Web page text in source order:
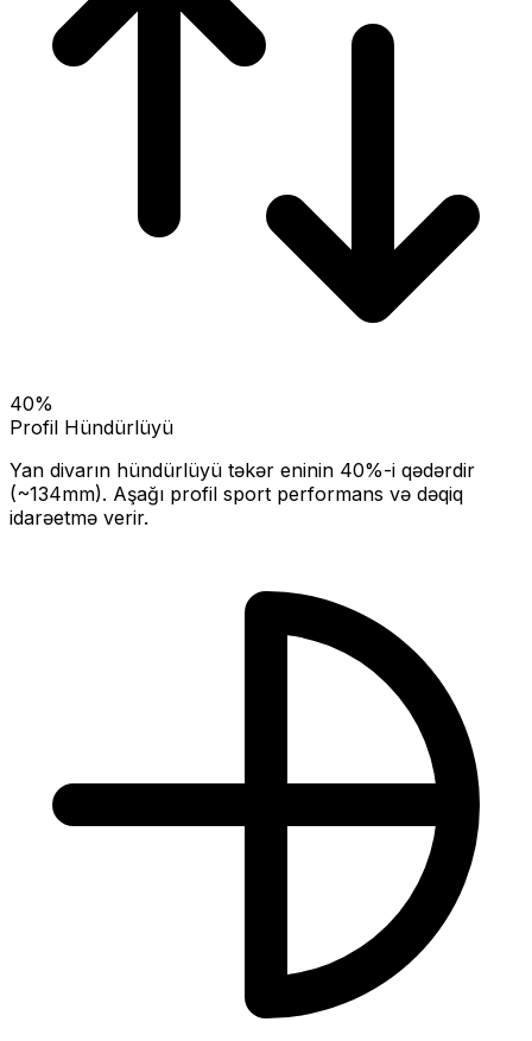
40%
Profil Hündürlüyü
Yan divarın hündürlüyü təkər eninin 40%-i qədərdir
(~134mm). Aşağı profil sport performans və dəqiq
idarəetmə verir.